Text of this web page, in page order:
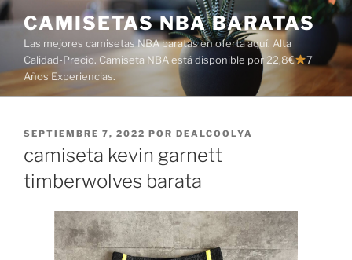
Saltar
al
contenido
CAMISETAS NBA BARATAS
Las mejores camisetas NBA baratas en oferta aquí. Alta
Calidad-Precio. Camiseta NBA está disponible por 22,8€
7
Años Experiencias.
PUBLICADO
SEPTIEMBRE 7, 2022 POR DEALCOOLYA
camiseta kevin garnett
timberwolves barata